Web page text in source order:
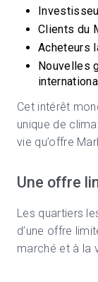
Clients du
Acheteurs
Nouvelles
Cet intérêt
unique de
vie qu’offre
Une offre
Les quartiers
d’une offre
marché et à la